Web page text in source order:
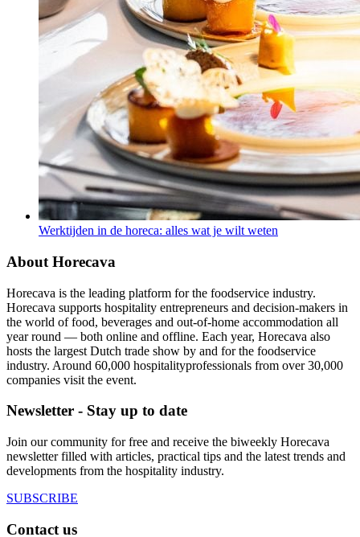
Werktijden in de horeca: alles wat je wilt weten
About Horecava
Horecava is the leading platform for the foodservice industry.
Horecava supports hospitality entrepreneurs and decision-makers in
the world of food, beverages and out-of-home accommodation all
year round — both online and offline. Each year, Horecava also
hosts the largest Dutch trade show by and for the foodservice
industry. Around 60,000 hospitalityprofessionals from over 30,000
companies visit the event.
Newsletter - Stay up to date
Join our community for free and receive the biweekly Horecava
newsletter filled with articles, practical tips and the latest trends and
developments from the hospitality industry.
SUBSCRIBE
Contact us